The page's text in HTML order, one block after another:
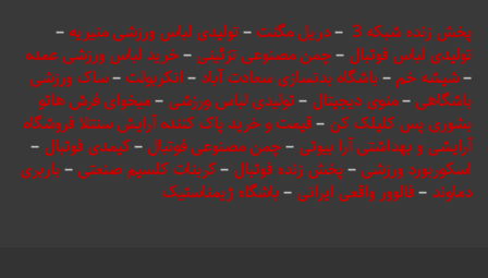
پخش زنده شبکه 3 –دریل مگنت–تولیدی لباس ورزشی منیریه–
تولیدی لباس فوتبال –چمن مصنوعی تزئینی –خرید لباس ورزشی عمده
–شیشه خم–باشگاه بدنسازی سعادت آباد – انکربولت–ساک ورزشی
باشگاهی –منوی دیجیتال –تولیدی لباس ورزشی –میخوای فرش هاتو
بشوری پس کلیلک کن –قیمت و خرید پاک کننده آرایش سنتلا فروشگاه
آرایشی و بهداشتی آرا بیوتی –چمن مصنوعی فوتبال –کیمدی فوتبال –
اسکوربورد ورزشی –پخش زنده فوتبال –کربنات کلسیم صنعتی –باربری
دماوند–فالوور واقعی ایرانی –باشگاه ژیمناستیک